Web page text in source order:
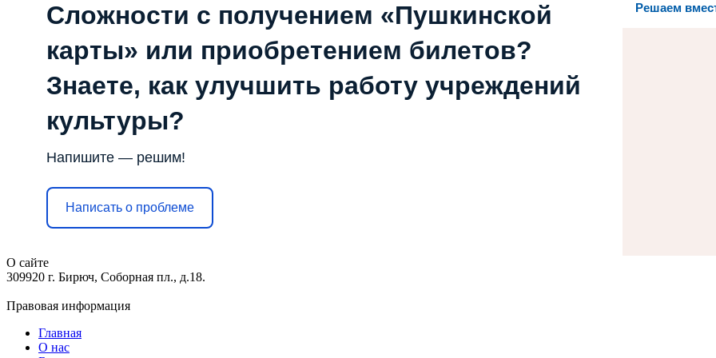
Решаем
Сложности с получением «Пушкинской
карты» или приобретением билетов?
Знаете, как улучшить работу учреждений
культуры?
Напишите — решим!
Написать о проблеме
О сайте
309920 г. Бирюч, Соборная пл., д.18.
Правовая информация
Главная
О нас